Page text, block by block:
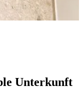
Unterkunft